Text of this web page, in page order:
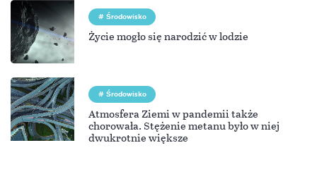
Środowisko
Życie mogło się narodzić w lodzie
Środowisko
Atmosfera Ziemi w pandemii także
chorowała. Stężenie metanu było w niej
dwukrotnie większe